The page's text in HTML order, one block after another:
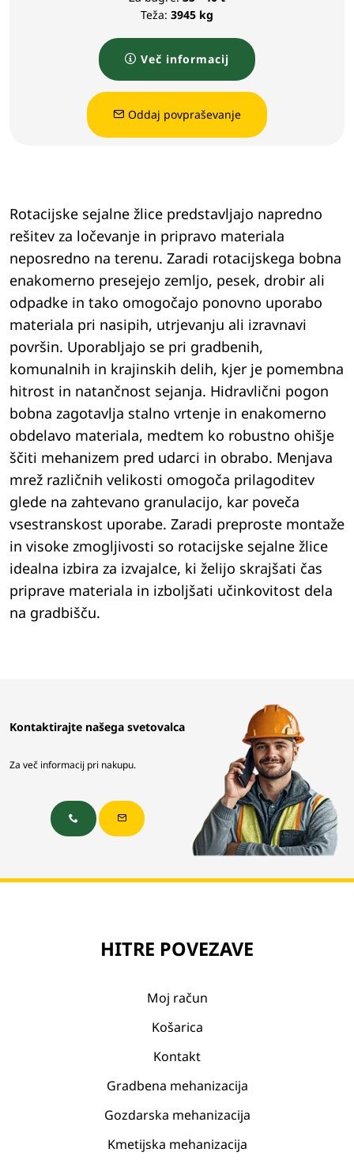
Teža: 3945 kg
Več informacij
Oddaj povpraševanje
Rotacijske sejalne žlice predstavljajo napredno
rešitev za ločevanje in pripravo materiala
neposredno na terenu. Zaradi rotacijskega bobna
enakomerno presejejo zemljo, pesek, drobir ali
odpadke in tako omogočajo ponovno uporabo
materiala pri nasipih, utrjevanju ali izravnavi
površin. Uporabljajo se pri gradbenih,
komunalnih in krajinskih delih, kjer je pomembna
hitrost in natančnost sejanja. Hidravlični pogon
bobna zagotavlja stalno vrtenje in enakomerno
obdelavo materiala, medtem ko robustno ohišje
ščiti mehanizem pred udarci in obrabo. Menjava
mrež različnih velikosti omogoča prilagoditev
glede na zahtevano granulacijo, kar poveča
vsestranskost uporabe. Zaradi preproste montaže
in visoke zmogljivosti so rotacijske sejalne žlice
idealna izbira za izvajalce, ki želijo skrajšati čas
priprave materiala in izboljšati učinkovitost dela
na gradbišču.
Kontaktirajte našega svetovalca
Za več informacij pri nakupu.
HITRE POVEZAVE
Moj račun
Košarica
Kontakt
Gradbena mehanizacija
Gozdarska mehanizacija
Kmetijska mehanizacija